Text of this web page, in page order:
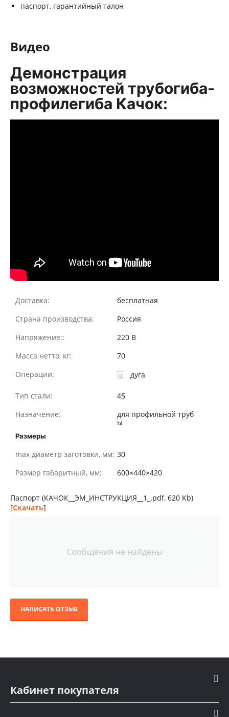
паспорт, гарантийный талон
Видео
Демонстрация
возможностей трубогиба-
профилегиба Качок:
Доставка:
бесплатная
Страна производства:
Россия
Напряжение::
220 В
Масса нетто, кг:
70
Операции:
дуга
Тип стали:
45
Назначение:
для профильной труб
ы
Размеры
max диаметр заготовки, мм: 30
Размер габаритный, мм:
600×440×420
Паспорт (КАЧОК__ЭМ_ИНСТРУКЦИЯ__1_.pdf, 620 Kb)
[Скачать]
Сообщения не найдены
НАПИСАТЬ ОТЗЫВ
Кабинет покупателя